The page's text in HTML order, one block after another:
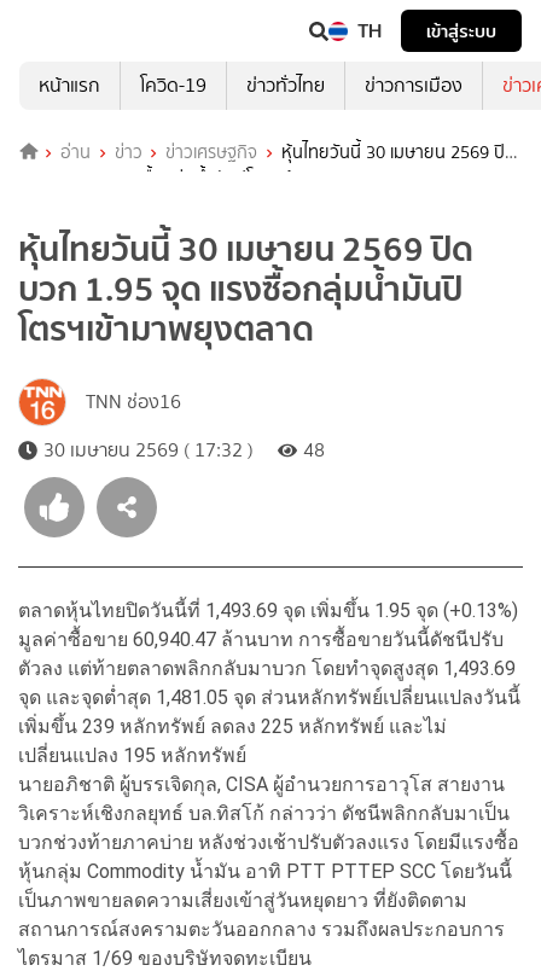
TH
เข้าสู่ระบบ
หน้าแรก
โควิด-19 ข่าวทั่วไทย ข่าวการเมือง ข่าว
อ่าน ข่าว ข่าวเศรษฐกิจ
หุ้นไทยวันนี้ 30 เมษายน 2569 ปิด
บวก 1.95 จุด แรงซื้อกลุ่มน้ำมันปิโตรฯเข้ามาพยุงตลาด
หุ้นไทยวันนี้ 30 เมษายน 2569 ปิด
บวก 1.95 จุด แรงซื้อกลุ่มน้ำมันปิ
โตรฯเข้ามาพยุงตลาด
TNN ช่อง16
30 เมษายน 2569 ( 17:32 )
48
ตลาดหุ้นไทยปิดวันนี้ที่ 1,493.69 จุด เพิ่มขึ้น 1.95 จุด (+0.13%)
มูลค่าซื้อขาย 60,940.47 ล้านบาท การซื้อขายวันนี้ดัชนีปรับ
ตัวลง แต่ท้ายตลาดพลิกกลับมาบวก โดยทำจุดสูงสุด 1,493.69
จุด และจุดต่ำสุด 1,481.05 จุด ส่วนหลักทรัพย์เปลี่ยนแปลงวันนี้
เพิ่มขึ้น 239 หลักทรัพย์ ลดลง 225 หลักทรัพย์ และไม่
เปลี่ยนแปลง 195 หลักทรัพย์
นายอภิชาติ ผู้บรรเจิดกุล, CISA ผู้อำนวยการอาวุโส สายงาน
วิเคราะห์เชิงกลยุทธ์ บล.ทิสโก้ กล่าวว่า ดัชนีพลิกกลับมาเป็น
บวกช่วงท้ายภาคบ่าย หลังช่วงเช้าปรับตัวลงแรง โดยมีแรงซื้อ
หุ้นกลุ่ม Commodity น้ำมัน อาทิ PTT PTTEP SCC โดยวันนี้
เป็นภาพขายลดความเสี่ยงเข้าสู่วันหยุดยาว ที่ยังติดตาม
สถานการณ์สงครามตะวันออกกลาง รวมถึงผลประกอบการ
ไตรมาส 1/69 ของบริษัทจดทะเบียน